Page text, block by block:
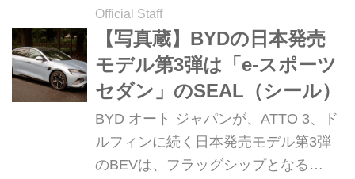
回、積雪した新潟県妙高市での試乗を
レポートする。
Official Staff
【写真蔵】BYDの日本発売
モデル第3弾は「e-スポーツ
セダン」のSEAL（シール）
BYD オート ジャパンが、ATTO 3、ド
ルフィンに続く日本発売モデル第3弾
のBEVは、フラッグシップとなる